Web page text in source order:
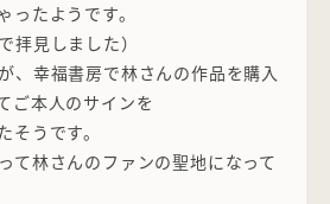
ったようです。
拝見しました）
、幸福書房で林さんの作品を購入
ご本人のサインを
そうです。
て林さんのファンの聖地になって